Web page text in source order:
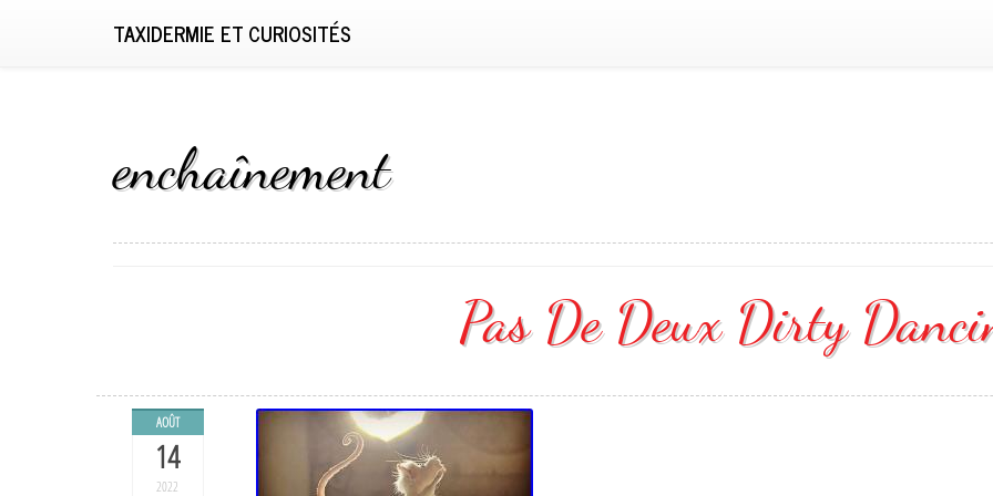
TAXIDERMIE ET CURIOSITÉS
enchaînement
Pas De Deux Dirty
AOÛT
14
2022